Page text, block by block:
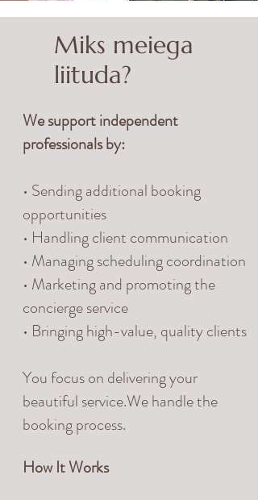
Miks meiega
liituda?
We support independent
professionals by:
• Sending additional booking
opportunities
• Handling client communication
• Managing scheduling coordination
• Marketing and promoting the
concierge service
• Bringing high-value, quality clients
You focus on delivering your
beautiful service.We handle the
booking process.
How It Works